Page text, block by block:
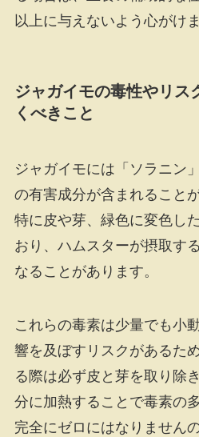
以上に与えないよう心がけ
ジャガイモの毒性やリス
くべきこと
ジャガイモには「ソラニン
の有害成分が含まれること
特に皮や芽、緑色に変色し
おり、ハムスターが摂取す
なることがあります。
これらの毒素は少量でも小
響を及ぼすリスクがあるた
る際は必ず皮と芽を取り除
分に加熱することで毒素の
完全にゼロにはなりません